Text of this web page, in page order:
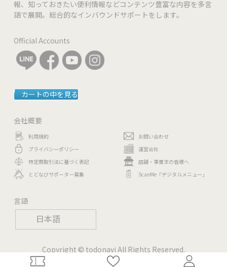
日本語
報、知っておきたい便利情報などコンテンツ豊富な内容を多言
語で展開。総合的なインバウンドサポートをします。
Official Accounts
カートの中を見る
会社概要
利用規約
プライバシーポリシー
特定商取引法に基づく表記
とどなびサポーター募集
お問い合わせ
運営会社
店舗・事業主の皆様へ
ScanMe「デジタルメニュー」
言語
Copyright © todonavi All Rights Reserved.